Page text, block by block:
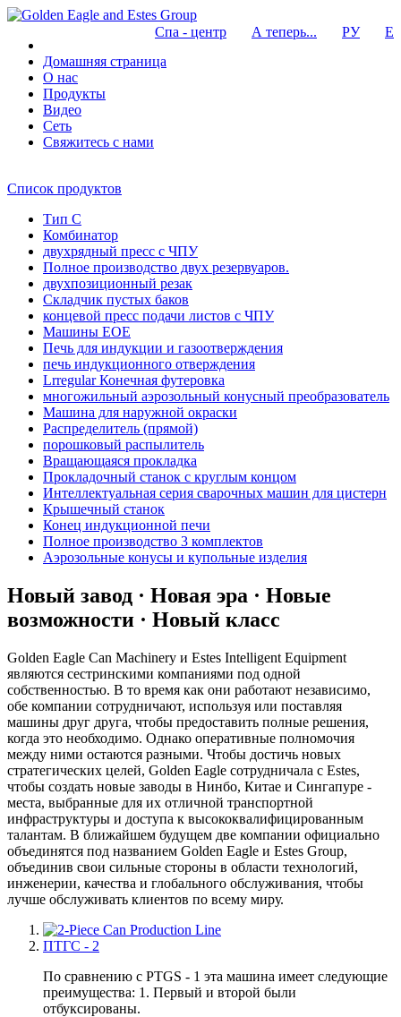
Спа - центр А теперь... РУ
Е
Домашняя страница
О нас
Продукты
Видео
Сеть
Свяжитесь с нами
Список продуктов
Тип C
Комбинатор
двухрядный пресс с ЧПУ
Полное производство двух резервуаров.
двухпозиционный резак
Складчик пустых баков
концевой пресс подачи листов с ЧПУ
Машины EOE
Печь для индукции и газоотверждения
печь индукционного отверждения
Lrregular Конечная футеровка
многожильный аэрозольный конусный преобразователь
Машина для наружной окраски
Распределитель (прямой)
порошковый распылитель
Вращающаяся прокладка
Прокладочный станок с круглым концом
Интеллектуальная серия сварочных машин для цистерн
Крышечный станок
Конец индукционной печи
Полное производство 3 комплектов
Аэрозольные конусы и купольные изделия
Новый завод · Новая эра · Новые
возможности · Новый класс
Golden Eagle Can Machinery и Estes Intelligent Equipment
являются сестринскими компаниями под одной
собственностью. В то время как они работают независимо,
обе компании сотрудничают, используя или поставляя
машины друг друга, чтобы предоставить полные решения,
когда это необходимо. Однако оперативные полномочия
между ними остаются разными. Чтобы достичь новых
стратегических целей, Golden Eagle сотрудничала с Estes,
чтобы создать новые заводы в Нинбо, Китае и Сингапуре -
места, выбранные для их отличной транспортной
инфраструктуры и доступа к высококвалифицированным
талантам. В ближайшем будущем две компании официально
объединятся под названием Golden Eagle и Estes Group,
объединив свои сильные стороны в области технологий,
инженерии, качества и глобального обслуживания, чтобы
лучше обслуживать клиентов по всему миру.
ПТГС - 2
По сравнению с PTGS - 1 эта машина имеет следующие
преимущества: 1. Первый и второй были
отбуксированы.